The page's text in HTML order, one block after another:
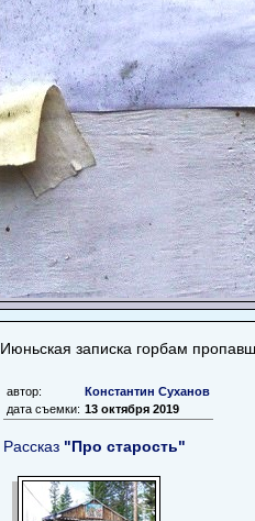
Июньская записка горбам
автор:
Константин Суханов
дата съемки: 13 октября 2019
Рассказ "Про старость"